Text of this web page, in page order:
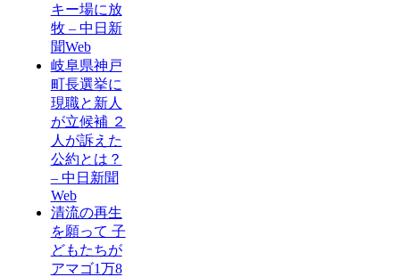
キー場に放
牧 – 中日新
聞Web
岐阜県神戸
町長選挙に
現職と新人
が立候補 ２
人が訴えた
公約とは？
– 中日新聞
Web
清流の再生
を願って 子
どもたちが
アマゴ1万8